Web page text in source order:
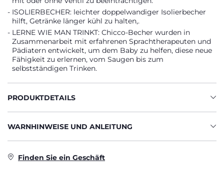
ISOLIERBECHER: leichter doppelwandiger Isolierbecher
hilft, Getränke länger kühl zu halten,.
LERNE WIE MAN TRINKT: Chicco-Becher wurden in
Zusammenarbeit mit erfahrenen Sprachtherapeuten und
Pädiatern entwickelt, um dem Baby zu helfen, diese neue
Fähigkeit zu erlernen, vom Saugen bis zum
selbstständigen Trinken.
PRODUKTDETAILS
WARNHINWEISE UND ANLEITUNG
Finden Sie ein Geschäft